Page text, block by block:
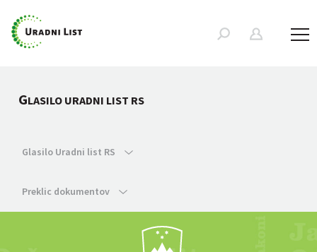
GLASILO URADNI LIST RS
Glasilo Uradni list RS
Preklic dokumentov